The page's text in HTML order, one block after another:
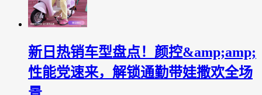
新日热销车型盘点！颜控&amp;amp;
性能党速来，解锁通勤带娃撒欢全场